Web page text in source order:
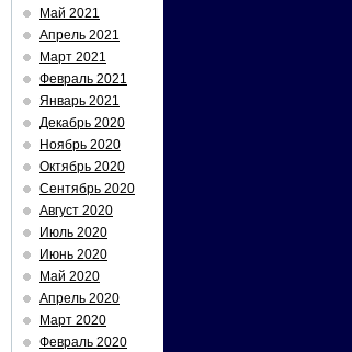
Май 2021
Апрель 2021
Март 2021
Февраль 2021
Январь 2021
Декабрь 2020
Ноябрь 2020
Октябрь 2020
Сентябрь 2020
Август 2020
Июль 2020
Июнь 2020
Май 2020
Апрель 2020
Март 2020
Февраль 2020